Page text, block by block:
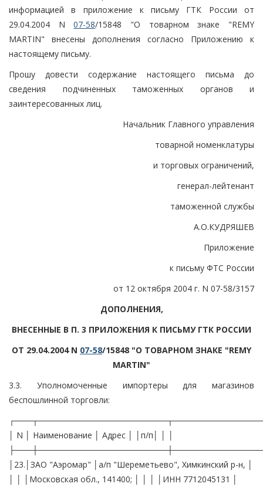
информацией в приложение к письму ГТК России от
29.04.2004 N07-58/15848 "О товарном знаке "REMY
MARTIN" внесены дополнения согласно Приложению к
настоящему письму.
Прошу довести содержание настоящего письма до
сведения подчиненных таможенных органов и
заинтересованных лиц.
Начальник Главного управления
товарной номенклатуры
и торговых ограничений,
генерал-лейтенант
таможенной службы
А.О.КУДРЯШЕВ
Приложение
к письму ФТС России
от 12 октября 2004 г. N 07-58/3157
ДОПОЛНЕНИЯ,
ВНЕСЕННЫЕ В П. 3 ПРИЛОЖЕНИЯ К ПИСЬМУ ГТК РОССИИ
ОТ 29.04.2004 N 07-58/15848 "О ТОВАРНОМ ЗНАКЕ "REMY
MARTIN"
3.3. Уполномоченные импортеры для магазинов
беспошлинной торговли:
│ N │ Наименование │ Адрес │ │п/п│ │ │
│23.│ЗАО "Аэромар" │а/п "Шереметьево", Химкинский р-н, │
│ │ │Московская обл., 141400; │ │ │ │ИНН 7712045131 │